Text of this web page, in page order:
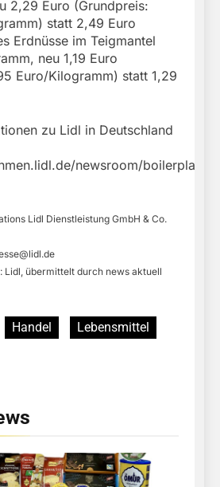
2,29 Euro (Grundpreis:
statt 2,49 Euro
Erdnüsse im Teigmantel
neu 1,19 Euro
Euro/Kilogramm) statt 1,29
zu Lidl in Deutschland
newsroom/boilerplate).
Lidl Dienstleistung GmbH & Co.
Lidl, übermittelt durch news aktuell
Handel
Lebensmittel